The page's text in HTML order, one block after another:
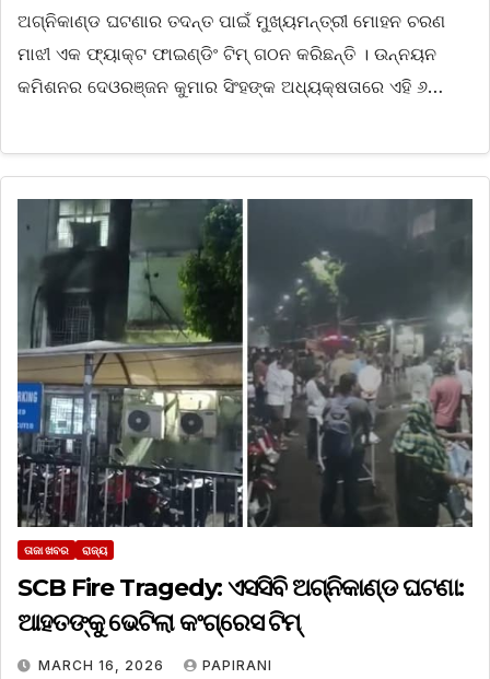
ଅଗ୍ନିକାଣ୍ଡ ଘଟଣାର ତଦନ୍ତ ପାଇଁ ମୁଖ୍ୟମନ୍ତ୍ରୀ ମୋହନ ଚରଣ
ମାଝୀ ଏକ ଫ୍ୟାକ୍ଟ ଫାଇଣ୍ଡିଂ ଟିମ୍ ଗଠନ କରିଛନ୍ତି । ଉନ୍ନୟନ
କମିଶନର ଦେଓରଞ୍ଜନ କୁମାର ସିଂହଙ୍କ ଅଧ୍ୟକ୍ଷତାରେ ଏହି ୬…
ତାଜା ଖବର ରାଜ୍ୟ
SCB Fire Tragedy: ଏସସିବି ଅଗ୍ନିକାଣ୍ଡ ଘଟଣା:
ଆହତଙ୍କୁ ଭେଟିଲା କଂଗ୍ରେସ ଟିମ୍
MARCH 16, 2026 PAPIRANI